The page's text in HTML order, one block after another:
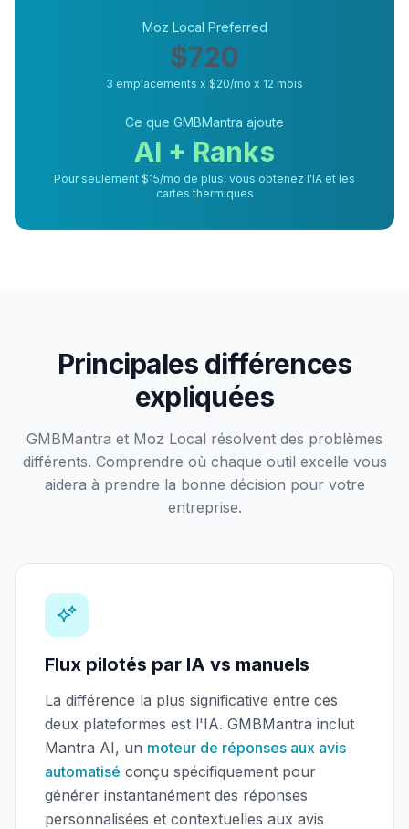
Moz Local Preferred
$720
3 emplacements x $20/mo x 12 mois
Ce que GMBMantra ajoute
AI + Ranks
Pour seulement $15/mo de plus, vous obtenez l'IA et les
cartes thermiques
Principales différences
expliquées
GMBMantra et Moz Local résolvent des problèmes
différents. Comprendre où chaque outil excelle vous
aidera à prendre la bonne décision pour votre
entreprise.
Flux pilotés par IA vs manuels
La différence la plus significative entre ces
deux plateformes est l'IA. GMBMantra inclut
Mantra AI, un moteur de réponses aux avis
automatisé conçu spécifiquement pour
générer instantanément des réponses
personnalisées et contextuelles aux avis